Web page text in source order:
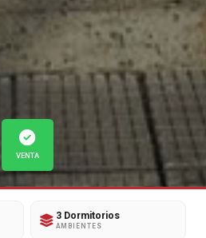
VENTA
VENTA
3 Dormitorios
AMBIENTES